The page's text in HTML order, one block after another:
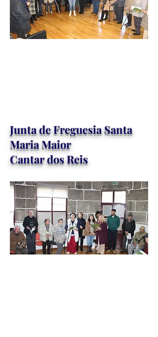
Junta de Freguesia Santa
Maria Maior
Cantar dos Reis